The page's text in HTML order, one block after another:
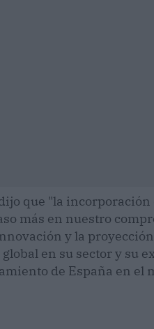
que "la incorporación
más en nuestro
y la proyección
en su sector y su
de España en el